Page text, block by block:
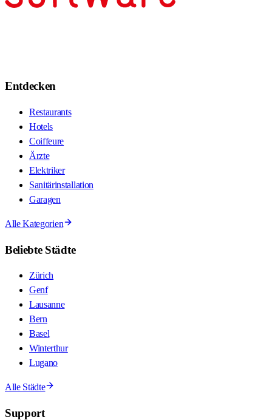
Entdecken
Restaurants
Hotels
Coiffeure
Ärzte
Elektriker
Sanitärinstallation
Garagen
Alle Kategorien
Beliebte Städte
Zürich
Genf
Lausanne
Bern
Basel
Winterthur
Lugano
Alle Städte
Support